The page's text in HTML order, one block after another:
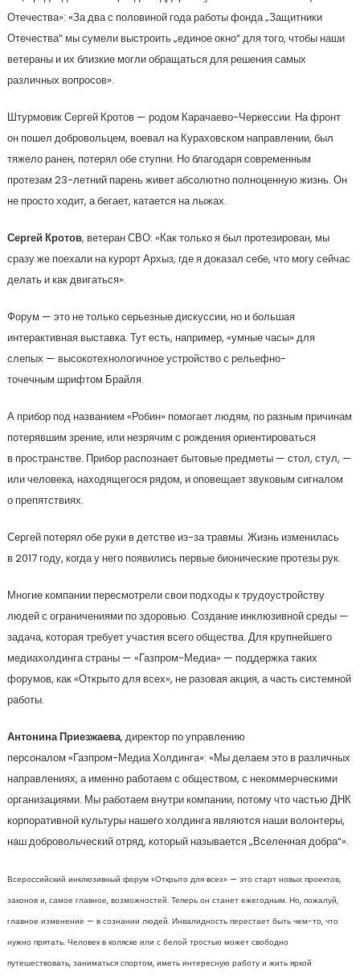
Отечества»: «За два с половиной года работы фонда „Защитники
Отечества“ мы сумели выстроить „единое окно“ для того, чтобы наши
ветераны и их близкие могли обращаться для решения самых
различных вопросов».
Штурмовик Сергей Кротов — родом Карачаево-Черкессии. На фронт
он пошел добровольцем, воевал на Кураховском направлении, был
тяжело ранен, потерял обе ступни. Но благодаря современным
протезам 23-летний парень живет абсолютно полноценную жизнь. Он
не просто ходит, а бегает, катается на лыжах.
Сергей Кротов, ветеран СВО: «Как только я был протезирован, мы
сразу же поехали на курорт Архыз, где я доказал себе, что могу сейчас
делать и как двигаться».
Форум — это не только серьезные дискуссии, но и большая
интерактивная выставка. Тут есть, например, «умные часы» для
слепых — высокотехнологичное устройство с рельефно-
точечным шрифтом Брайля.
А прибор под названием «Робин» помогает людям, по разным причинам
потерявшим зрение, или незрячим с рождения ориентироваться
в пространстве. Прибор распознает бытовые предметы — стол, стул, —
или человека, находящегося рядом, и оповещает звуковым сигналом
о препятствиях.
Сергей потерял обе руки в детстве из-за травмы. Жизнь изменилась
в 2017 году, когда у него появились первые бионические протезы рук.
Многие компании пересмотрели свои подходы к трудоустройству
людей с ограничениями по здоровью. Создание инклюзивной среды —
задача, которая требует участия всего общества. Для крупнейшего
медиахолдинга страны — «Газпром-Медиа» — поддержка таких
форумов, как «Открыто для всех», не разовая акция, а часть системной
работы.
Антонина Приезжаева, директор по управлению
персоналом «Газпром-Медиа Холдинга»: «Мы делаем это в различных
направлениях, а именно работаем с обществом, с некоммерческими
организациями. Мы работаем внутри компании, потому что частью ДНК
корпоративной культуры нашего холдинга являются наши волонтеры,
наш добровольческий отряд, который называется „Вселенная добра“».
Всероссийский инклюзивный форум «Открыто для всех» — это старт новых проектов,
законов и, самое главное, возможностей. Теперь он станет ежегодным. Но, пожалуй,
главное изменение — в сознании людей. Инвалидность перестает быть чем-то, что
нужно прятать. Человек в коляске или с белой тростью может свободно
путешествовать, заниматься спортом, иметь интересную работу и жить яркой